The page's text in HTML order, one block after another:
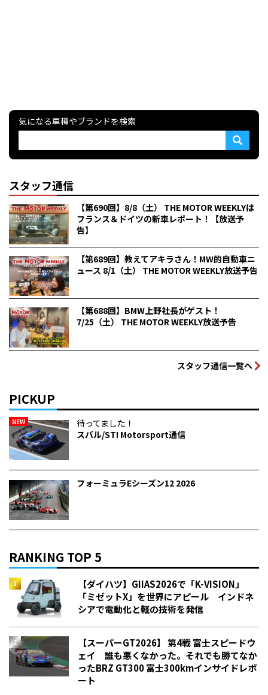
気になる車種やブランドを検索
スタッフ通信
【第690回】8/8（土） THE MOTOR WEEKLYは
フランス＆ドイツの新車レポート！【放送予
告】
【第689回】教えてアキラさん！MW的自動車ニ
ュース 8/1（土） THE MOTOR WEEKLY放送予告
【第688回】BMW上野社長がゲスト！
7/25（土） THE MOTOR WEEKLY放送予告
スタッフ通信一覧へ
PICKUP
NEW
待ってました！
スバル/STI Motorsport通信
フォーミュラEシーズン12 2026
RANKING TOP 5
【ダイハツ】GIIAS2026で「K-VISION」
「ミゼットX」を世界にアピール インドネ
シアで電動化と軽の技術を発信
【スーパーGT2026】 第4戦 富士スピードウ
ェイ 誰も悪くなかった。それでも勝てなか
った――BRZ GT300 富士300kmインサイドレポ
ート